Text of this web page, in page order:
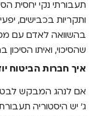
תעבורתי נקי יחסית
ותקריות בכבישים,
בהשוואה לאדם עם
שהסיכוי, ואיתו
איך חברות הביטוח
אם לנהג המבקש
ג' יש היסטוריה